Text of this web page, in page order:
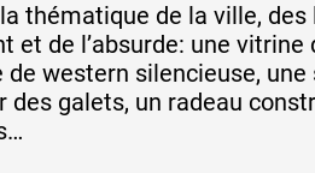
thématique de la ville,
et de l’absurde: une
de western silencieuse,
des galets, un radeau